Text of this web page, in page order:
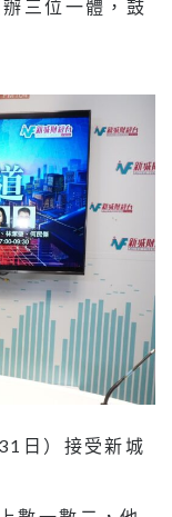
三位一體，鼓
日）接受新城